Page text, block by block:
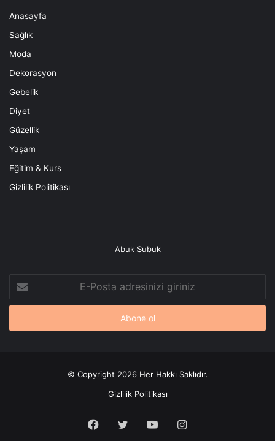
Anasayfa
Sağlık
Moda
Dekorasyon
Gebelik
Diyet
Güzellik
Yaşam
Eğitim & Kurs
Gizlilik Politikası
Abuk Subuk
Posta
adresinizi
© Copyright 2026 Her Hakkı Saklıdır.
Gizlilik Politikası
Facebook
X YouTubeInstagram